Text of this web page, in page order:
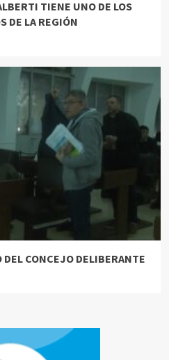
TIENE UNO DE LOS
DE LA REGIÓN
CONCEJO DELIBERANTE